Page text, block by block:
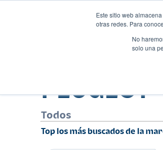
Este sitio web
otras redes. Para
No
solo una
Autos
PEUGEOT
Todos
Top los más buscados de la